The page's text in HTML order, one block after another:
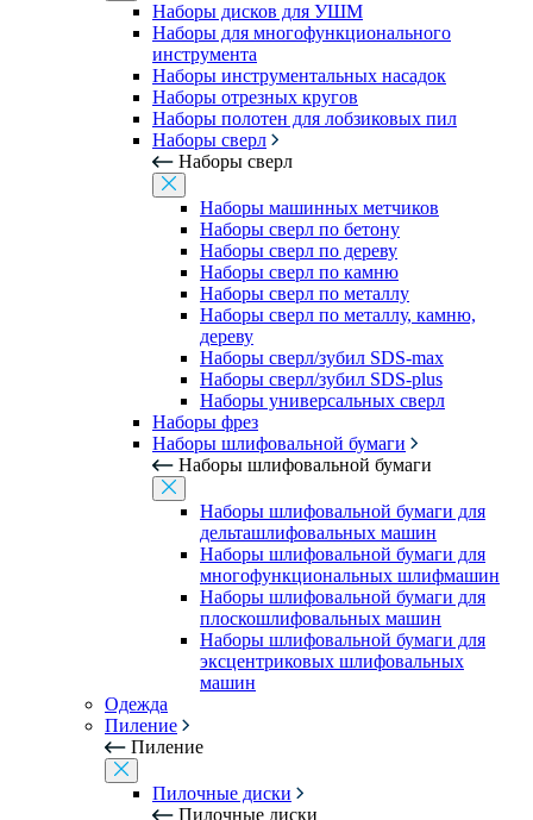
Наборы дисков для УШМ
Наборы для многофункционального
инструмента
Наборы инструментальных насадок
Наборы отрезных кругов
Наборы полотен для лобзиковых пил
Наборы сверл
Наборы сверл
Наборы машинных метчиков
Наборы сверл по бетону
Наборы сверл по дереву
Наборы сверл по камню
Наборы сверл по металлу
Наборы сверл по металлу, камню,
дереву
Наборы сверл/зубил SDS-max
Наборы сверл/зубил SDS-plus
Наборы универсальных сверл
Наборы фрез
Наборы шлифовальной бумаги
Наборы шлифовальной бумаги
Наборы шлифовальной бумаги для
дельташлифовальных машин
Наборы шлифовальной бумаги для
многофункциональных шлифмашин
Наборы шлифовальной бумаги для
плоскошлифовальных машин
Наборы шлифовальной бумаги для
эксцентриковых шлифовальных
машин
Одежда
Пиление
Пиление
Пилочные диски
Пилочные диски